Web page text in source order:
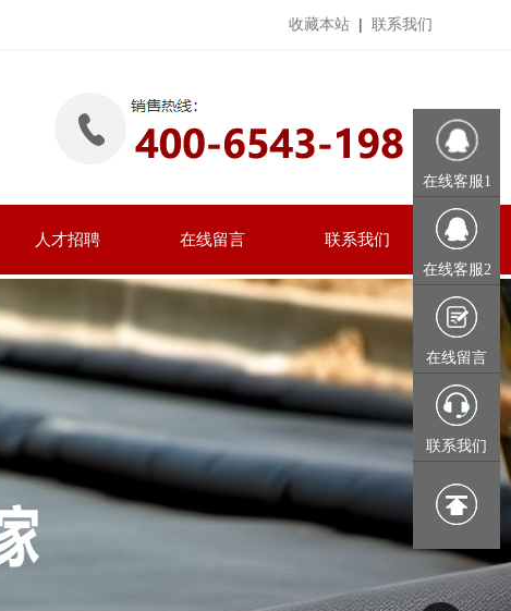
收藏本站 | 联系我们
人才招聘 在线留言 联系我们
在线客服1
在线客服2
在线留言
联系我们